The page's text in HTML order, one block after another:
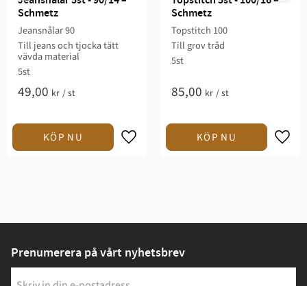
Schmetz
Jeansnålar 90
Till jeans och tjocka tätt
vävda material
5st
49,00 kr /st
Schmetz
Topstitch 100
Till grov tråd
5st
85,00 kr /st
Prenumerera på vårt nyhetsbrev